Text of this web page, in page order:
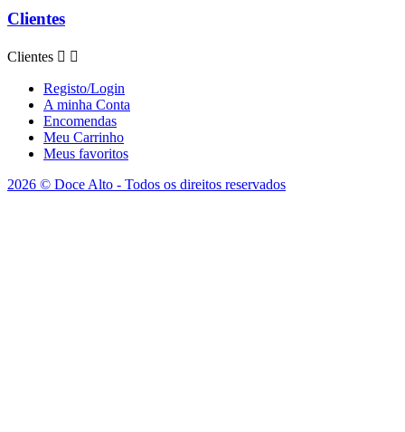
Clientes
Clientes  
Registo/Login
A minha Conta
Encomendas
Meu Carrinho
Meus favoritos
2026 © Doce Alto - Todos os direitos reservados